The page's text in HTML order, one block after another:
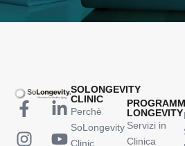
SOLONGEVITY
CLINIC
Perchè
SoLongevity
Clinic
LONGEVITY
Servizi in
Clinica